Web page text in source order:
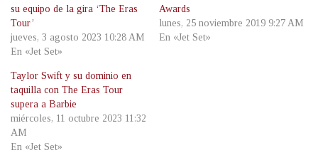
su equipo de la gira ‘The Eras
Tour’
jueves, 3 agosto 2023 10:28 AM
En «Jet Set»
Awards
lunes, 25 noviembre 2019 9:27 AM
En «Jet Set»
Taylor Swift y su dominio en
taquilla con The Eras Tour
supera a Barbie
miércoles, 11 octubre 2023 11:32
AM
En «Jet Set»